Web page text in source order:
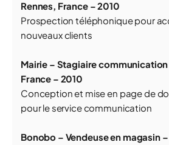
Rennes, France – 2010
Prospection téléphonique pour
nouveaux clients
Mairie – Stagiaire
France – 2010
Conception et mise en page de
pour le service communication
Bonobo – Vendeuse en magasin